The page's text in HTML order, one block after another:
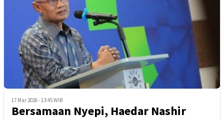
17 Mar 2026 - 13:45 WIB
Bersamaan Nyepi, Haedar Nashir